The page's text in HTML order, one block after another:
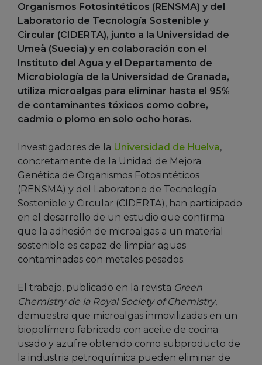
Organismos Fotosintéticos (RENSMA) y del
Laboratorio de Tecnología Sostenible y
Circular (CIDERTA), junto a la Universidad de
Umeå (Suecia) y en colaboración con el
Instituto del Agua y el Departamento de
Microbiología de la Universidad de Granada,
utiliza microalgas para eliminar hasta el 95%
de contaminantes tóxicos como cobre,
cadmio o plomo en solo ocho horas.
Investigadores de la Universidad de Huelva,
concretamente de la Unidad de Mejora
Genética de Organismos Fotosintéticos
(RENSMA) y del Laboratorio de Tecnología
Sostenible y Circular (CIDERTA), han participado
en el desarrollo de un estudio que confirma
que la adhesión de microalgas a un material
sostenible es capaz de limpiar aguas
contaminadas con metales pesados.
El trabajo, publicado en la revista Green
Chemistry de la Royal Society of Chemistry,
demuestra que microalgas inmovilizadas en un
biopolímero fabricado con aceite de cocina
usado y azufre obtenido como subproducto de
la industria petroquímica pueden eliminar de